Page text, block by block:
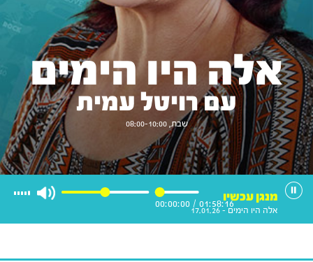
אלה היו הימים
עם רויטל עמית
שבת, 08:00-10:00
01:58:16
/
00:00:00
מנגן עכשיו
אלה היו הימים - 17.01.26